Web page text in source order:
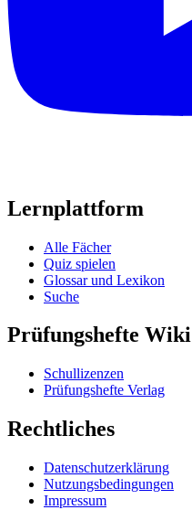
Lernplattform
Alle Fächer
Quiz spielen
Glossar und Lexikon
Suche
Prüfungshefte Wiki
Schullizenzen
Prüfungshefte Verlag
Rechtliches
Datenschutzerklärung
Nutzungsbedingungen
Impressum